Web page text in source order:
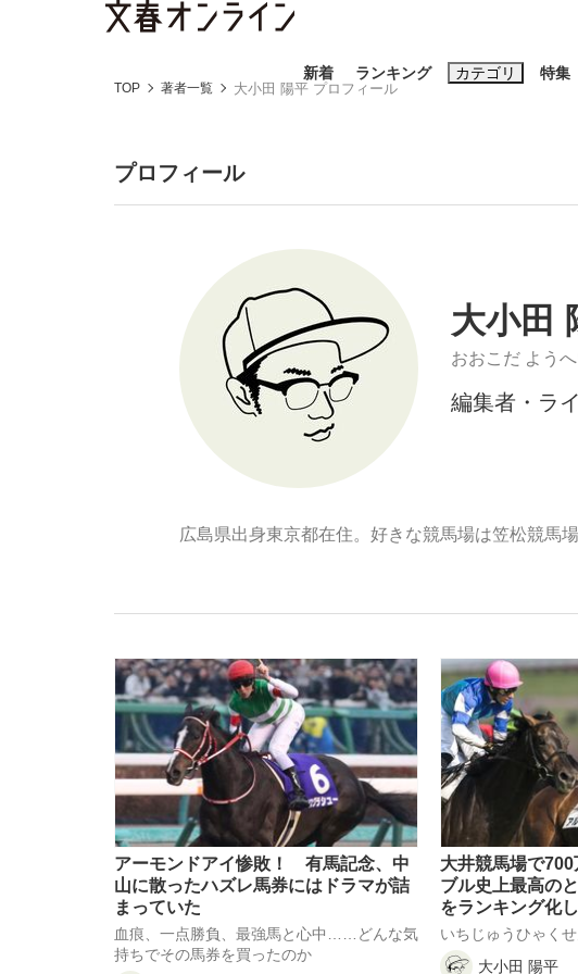
新着 ランキング カテゴリ
「90%は失敗する。でも…」本田圭佑が初めて明かした日
「敗因分析は一切聞かれなかった」侍ジャパン選手が証
「目標達成できなかったからと言って…」サッカー日本代
特集
終戦から81年
キングの誕生を、目撃せよ。
the Style
おすすめのキーワード
#玉木雄一郎
#亀和田武
TOP 著者一覧 大小田 陽平 プロフィール
プロフィール
大小田
おおこだ よう
編集者・ラ
広島県出身東京都在住。好きな競馬場は笠松競馬場
アーモンドアイ惨敗！ 有馬記念、中
山に散ったハズレ馬券にはドラマが詰
まっていた
血痕、一点勝負、最強馬と心中……どんな気
持ちでその馬券を買ったのか
大井競馬場で
ブル史上最高の
をランキング化
いちじゅうひゃく
大小田 陽平